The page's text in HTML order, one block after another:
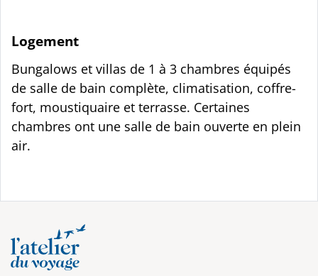
Logement
Bungalows et villas de 1 à 3 chambres équipés
de salle de bain complète, climatisation, coffre-
fort, moustiquaire et terrasse. Certaines
chambres ont une salle de bain ouverte en plein
air.